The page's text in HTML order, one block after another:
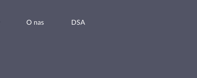
O nas DSA